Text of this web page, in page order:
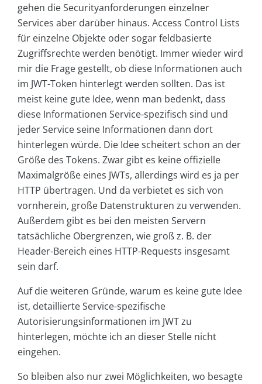
gehen die Securityanforderungen einzelner
Services aber darüber hinaus. Access Control Lists
für einzelne Objekte oder sogar feldbasierte
Zugriffsrechte werden benötigt. Immer wieder wird
mir die Frage gestellt, ob diese Informationen auch
im JWT-Token hinterlegt werden sollten. Das ist
meist keine gute Idee, wenn man bedenkt, dass
diese Informationen Service-spezifisch sind und
jeder Service seine Informationen dann dort
hinterlegen würde. Die Idee scheitert schon an der
Größe des Tokens. Zwar gibt es keine offizielle
Maximalgröße eines JWTs, allerdings wird es ja per
HTTP übertragen. Und da verbietet es sich von
vornherein, große Datenstrukturen zu verwenden.
Außerdem gibt es bei den meisten Servern
tatsächliche Obergrenzen, wie groß z. B. der
Header-Bereich eines HTTP-Requests insgesamt
sein darf.
Auf die weiteren Gründe, warum es keine gute Idee
ist, detaillierte Service-spezifische
Autorisierungsinformationen im JWT zu
hinterlegen, möchte ich an dieser Stelle nicht
eingehen.
So bleiben also nur zwei Möglichkeiten, wo besagte